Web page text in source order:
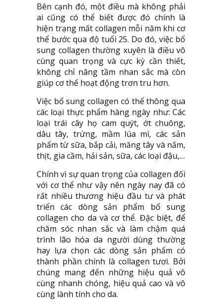
Bên cạnh đó, một điều mà không phải
ai cũng có thể biết được đó chính là
hiện trạng mất collagen mỗi năm khi cơ
thể bước qua độ tuổi 25. Do đó, việc bổ
sung collagen thường xuyên là điều vô
cùng quan trọng và cực kỳ cần thiết,
không chỉ nâng tầm nhan sắc mà còn
giúp cơ thể hoạt động trơn tru hơn.
Việc bổ sung collagen có thể thông qua
các loại thực phẩm hàng ngày như: Các
loại trái cây họ cam quýt, ớt chuông,
dâu tây, trứng, mầm lúa mì, các sản
phẩm từ sữa, bắp cải, măng tây và nấm,
thịt, gia cầm, hải sản, sữa, các loại đậu,…
Chính vì sự quan trọng của collagen đối
với cơ thể như vậy nên ngày nay đã có
rất nhiều thương hiệu đầu tư và phát
triển các dòng sản phẩm bổ sung
collagen cho da và cơ thể. Đặc biệt, để
chăm sóc nhan sắc và làm chậm quá
trình lão hóa da người dùng thường
hay lựa chọn các dòng sản phẩm có
thành phần chính là collagen tươi. Bởi
chúng mang đến những hiệu quả vô
cùng nhanh chóng, hiệu quả cao và vô
cùng lành tính cho da.